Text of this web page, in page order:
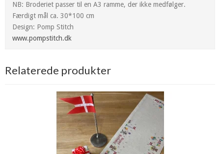
NB: Broderiet passer til en A3 ramme, der ikke medfølger.
Færdigt mål ca. 30*100 cm
Design: Pomp Stitch
www.pompstitch.dk
Relaterede produkter